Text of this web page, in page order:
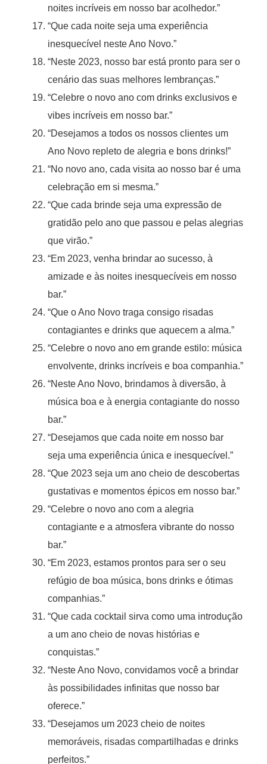
noites incríveis em nosso bar acolhedor.”
“Que cada noite seja uma experiência
inesquecível neste Ano Novo.”
“Neste 2023, nosso bar está pronto para ser o
cenário das suas melhores lembranças.”
“Celebre o novo ano com drinks exclusivos e
vibes incríveis em nosso bar.”
“Desejamos a todos os nossos clientes um
Ano Novo repleto de alegria e bons drinks!”
“No novo ano, cada visita ao nosso bar é uma
celebração em si mesma.”
“Que cada brinde seja uma expressão de
gratidão pelo ano que passou e pelas alegrias
que virão.”
“Em 2023, venha brindar ao sucesso, à
amizade e às noites inesquecíveis em nosso
bar.”
“Que o Ano Novo traga consigo risadas
contagiantes e drinks que aquecem a alma.”
“Celebre o novo ano em grande estilo: música
envolvente, drinks incríveis e boa companhia.”
“Neste Ano Novo, brindamos à diversão, à
música boa e à energia contagiante do nosso
bar.”
“Desejamos que cada noite em nosso bar
seja uma experiência única e inesquecível.”
“Que 2023 seja um ano cheio de descobertas
gustativas e momentos épicos em nosso bar.”
“Celebre o novo ano com a alegria
contagiante e a atmosfera vibrante do nosso
bar.”
“Em 2023, estamos prontos para ser o seu
refúgio de boa música, bons drinks e ótimas
companhias.”
“Que cada cocktail sirva como uma introdução
a um ano cheio de novas histórias e
conquistas.”
“Neste Ano Novo, convidamos você a brindar
às possibilidades infinitas que nosso bar
oferece.”
“Desejamos um 2023 cheio de noites
memoráveis, risadas compartilhadas e drinks
perfeitos.”